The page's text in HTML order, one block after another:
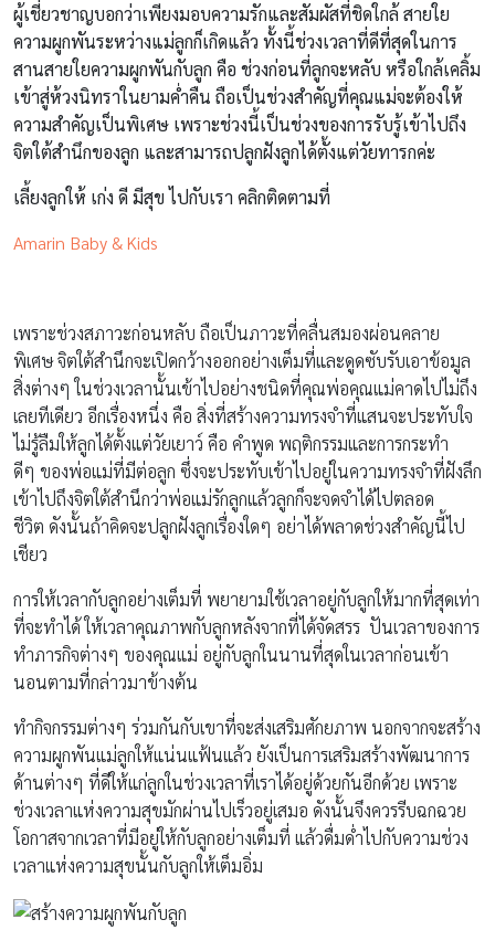
ผู้เชี่ยวชาญบอกว่าเพียงมอบความรักและสัมผัสที่ชิดใกล้ สายใย
ความผูกพันระหว่างแม่ลูกก็เกิดแล้ว ทั้งนี้ช่วงเวลาที่ดีที่สุดในการ
สานสายใยความผูกพันกับลูก คือ ช่วงก่อนที่ลูกจะหลับ หรือใกล้เคลิ้ม
เข้าสู่ห้วงนิทราในยามค่ำคืน ถือเป็นช่วงสำคัญที่คุณแม่จะต้องให้
ความสำคัญเป็นพิเศษ เพราะช่วงนี้เป็นช่วงของการรับรู้เข้าไปถึง
จิตใต้สำนึกของลูก และสามารถปลูกฝังลูกได้ตั้งแต่วัยทารกค่ะ
เลี้ยงลูกให้ เก่ง ดี มีสุข ไปกับเรา คลิกติดตามที่
Amarin Baby & Kids
เพราะช่วงสภาวะก่อนหลับ ถือเป็นภาวะที่คลื่นสมองผ่อนคลาย
พิเศษ จิตใต้สำนึกจะเปิดกว้างออกอย่างเต็มที่และดูดซับรับเอาข้อมูล
สิ่งต่างๆ ในช่วงเวลานั้นเข้าไปอย่างชนิดที่คุณพ่อคุณแม่คาดไปไม่ถึง
เลยทีเดียว อีกเรื่องหนึ่ง คือ สิ่งที่สร้างความทรงจำที่แสนจะประทับใจ
ไม่รู้ลืมให้ลูกได้ตั้งแต่วัยเยาว์ คือ คำพูด พฤติกรรมและการกระทำ
ดีๆ ของพ่อแม่ที่มีต่อลูก ซึ่งจะประทับเข้าไปอยู่ในความทรงจำที่ฝังลึก
เข้าไปถึงจิตใต้สำนึกว่าพ่อแม่รักลูกแล้วลูกก็จะจดจำได้ไปตลอด
ชีวิต ดังนั้นถ้าคิดจะปลูกฝังลูกเรื่องใดๆ อย่าได้พลาดช่วงสำคัญนี้ไป
เชียว
การให้เวลากับลูกอย่างเต็มที่ พยายามใช้เวลาอยู่กับลูกให้มากที่สุดเท่า
ที่จะทำได้ ให้เวลาคุณภาพกับลูกหลังจากที่ได้จัดสรร ปันเวลาของการ
ทำภารกิจต่างๆ ของคุณแม่ อยู่กับลูกในนานที่สุดในเวลาก่อนเข้า
นอนตามที่กล่าวมาข้างต้น
ทำกิจกรรมต่างๆ ร่วมกันกับเขาที่จะส่งเสริมศักยภาพ นอกจากจะสร้าง
ความผูกพันแม่ลูกให้แน่นแฟ้นแล้ว ยังเป็นการเสริมสร้างพัฒนาการ
ด้านต่างๆ ที่ดีให้แก่ลูกในช่วงเวลาที่เราได้อยู่ด้วยกันอีกด้วย เพราะ
ช่วงเวลาแห่งความสุขมักผ่านไปเร็วอยู่เสมอ ดังนั้นจึงควรรีบฉกฉวย
โอกาสจากเวลาที่มีอยู่ให้กับลูกอย่างเต็มที่ แล้วดื่มด่ำไปกับความช่วง
เวลาแห่งความสุขนั้นกับลูกให้เต็มอิ่ม